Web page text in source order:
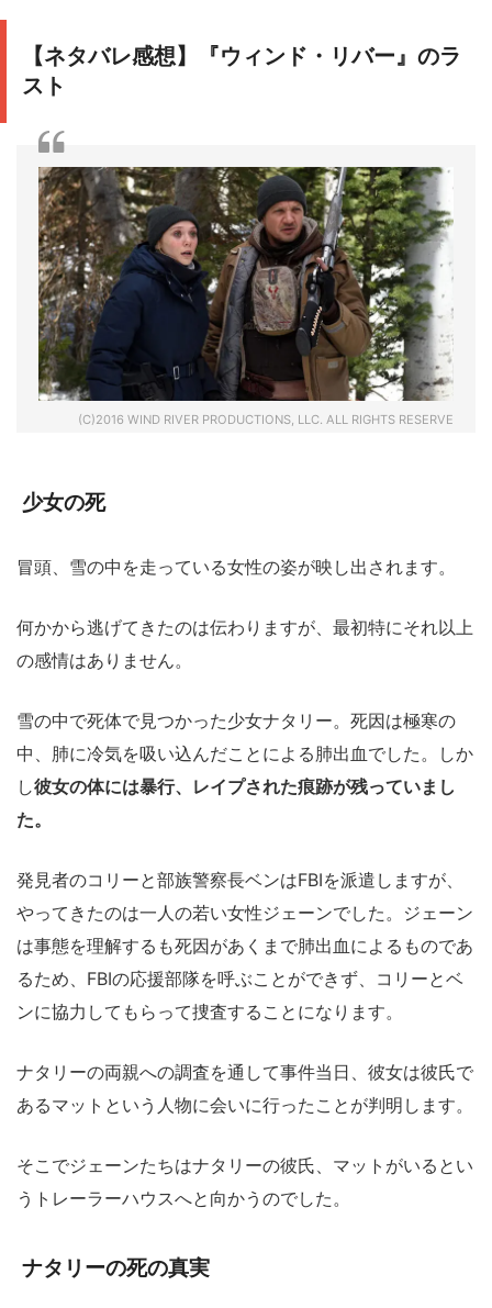
【ネタバレ感想】『ウィンド・リバー』のラ
スト
(C)2016 WIND RIVER PRODUCTIONS, LLC. ALL RIGHTS RESERVE
少女の死
冒頭、雪の中を走っている女性の姿が映し出されます。
何かから逃げてきたのは伝わりますが、最初特にそれ以上
の感情はありません。
雪の中で死体で見つかった少女ナタリー。死因は極寒の
中、肺に冷気を吸い込んだことによる肺出血でした。しか
し彼女の体には暴行、レイプされた痕跡が残っていまし
た。
発見者のコリーと部族警察長ベンはFBIを派遣しますが、
やってきたのは一人の若い女性ジェーンでした。ジェーン
は事態を理解するも死因があくまで肺出血によるものであ
るため、FBIの応援部隊を呼ぶことができず、コリーとベ
ンに協力してもらって捜査することになります。
ナタリーの両親への調査を通して事件当日、彼女は彼氏で
あるマットという人物に会いに行ったことが判明します。
そこでジェーンたちはナタリーの彼氏、マットがいるとい
うトレーラーハウスへと向かうのでした。
ナタリーの死の真実